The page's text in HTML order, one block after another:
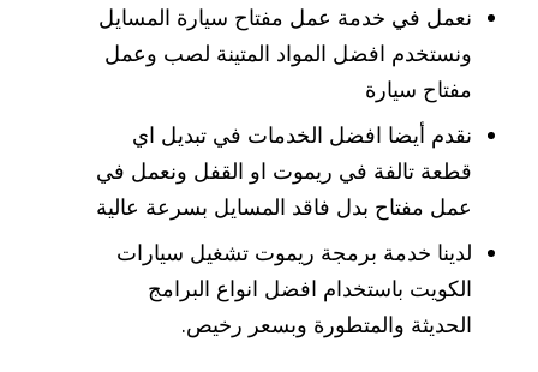
نعمل في خدمة عمل مفتاح سيارة المسايل
ونستخدم افضل المواد المتينة لصب وعمل
مفتاح سيارة
نقدم أيضا افضل الخدمات في تبديل اي
قطعة تالفة في ريموت او القفل ونعمل في
عمل مفتاح بدل فاقد المسايل بسرعة عالية
لدينا خدمة برمجة ريموت تشغيل سيارات
الكويت باستخدام افضل انواع البرامج
الحديثة والمتطورة وبسعر رخيص.